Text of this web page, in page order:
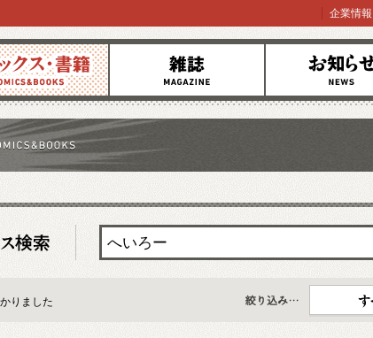
雑誌 お知らせ
企業情報
りました
すべて